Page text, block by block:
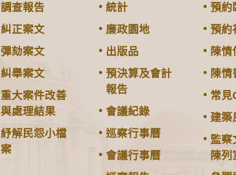
調查報告
糾正案文
彈劾案文
糾舉案文
重大案件改善
與處理結果
紓解民怨小檔
案
統計
廉政園地
出版品
預決算及會計
報告
會議紀錄
巡察行事曆
會議行事曆
預約
預約
陳情
陳情
常見
建築
監察
陳列